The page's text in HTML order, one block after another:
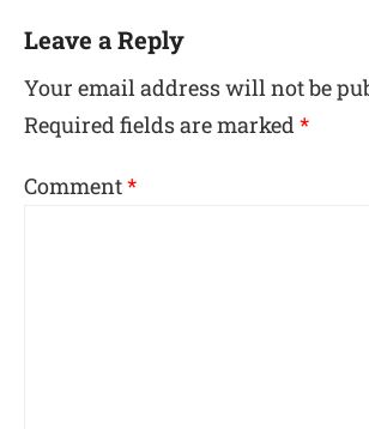
Leave a Reply
Your email address will not be
Required fields are marked*
Comment*